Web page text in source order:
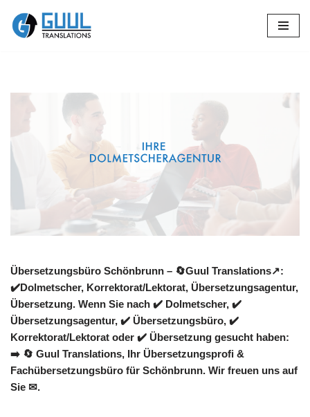
Zum
Übersetzungsbüro Schönbrunn – 🔄Guul Translations↗️:
✔️Dolmetscher, Korrektorat/Lektorat, Übersetzungsagentur,
Übersetzung. Wenn Sie nach ✔️ Dolmetscher, ✔️
Übersetzungsagentur, ✔️ Übersetzungsbüro, ✔️
Korrektorat/Lektorat oder ✔️ Übersetzung gesucht haben:
➡️ 🔄 Guul Translations, Ihr Übersetzungsprofi &
Fachübersetzungsbüro für Schönbrunn. Wir freuen uns auf
Sie ✉.